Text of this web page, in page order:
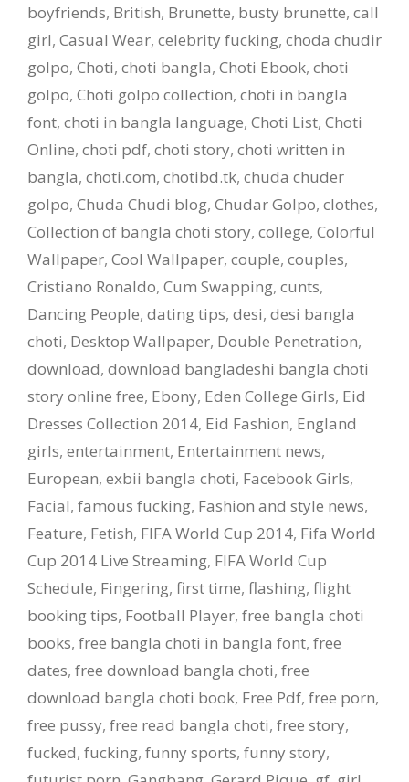
boyfriends, British, Brunette, busty brunette, call
girl, Casual Wear, celebrity fucking, choda chudir
golpo, Choti, choti bangla, Choti Ebook, choti
golpo, Choti golpo collection, choti in bangla
font, choti in bangla language, Choti List, Choti
Online, choti pdf, choti story, choti written in
bangla, choti.com, chotibd.tk, chuda chuder
golpo, Chuda Chudi blog, Chudar Golpo, clothes,
Collection of bangla choti story, college, Colorful
Wallpaper, Cool Wallpaper, couple, couples,
Cristiano Ronaldo, Cum Swapping, cunts,
Dancing People, dating tips, desi, desi bangla
choti, Desktop Wallpaper, Double Penetration,
download, download bangladeshi bangla choti
story online free, Ebony, Eden College Girls, Eid
Dresses Collection 2014, Eid Fashion, England
girls, entertainment, Entertainment news,
European, exbii bangla choti, Facebook Girls,
Facial, famous fucking, Fashion and style news,
Feature, Fetish, FIFA World Cup 2014, Fifa World
Cup 2014 Live Streaming, FIFA World Cup
Schedule, Fingering, first time, flashing, flight
booking tips, Football Player, free bangla choti
books, free bangla choti in bangla font, free
dates, free download bangla choti, free
download bangla choti book, Free Pdf, free porn,
free pussy, free read bangla choti, free story,
fucked, fucking, funny sports, funny story,